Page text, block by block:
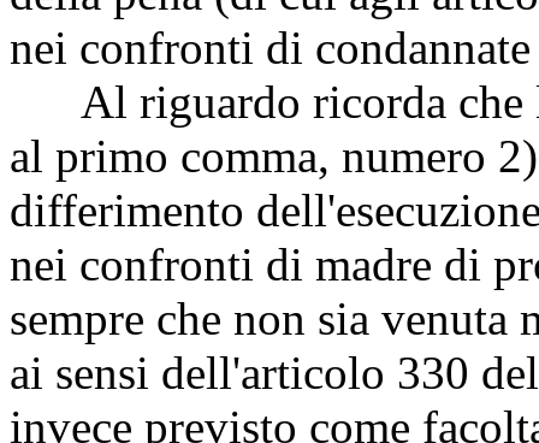
nei confronti di
Al riguardo ricorda che
al primo comma, numero
differimento
nei confronti di madre di
sempre che non sia
ai sensi dell'articolo 330
invece previsto come